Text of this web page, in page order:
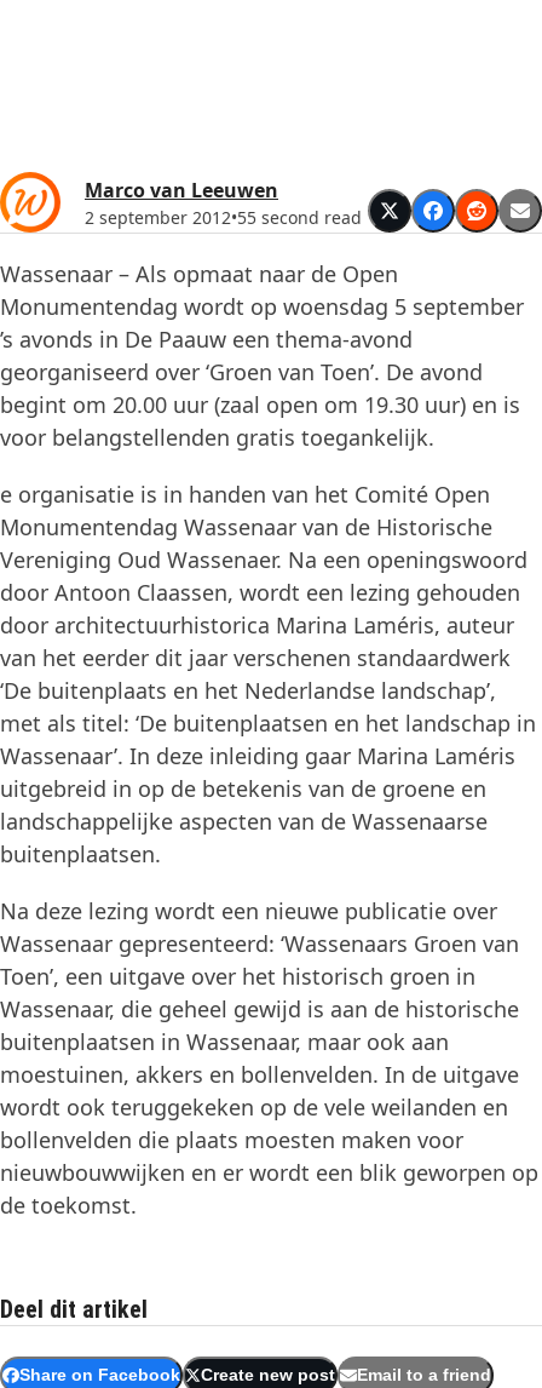
Marco van Leeuwen
2 september 2012•55 second read
Wassenaar – Als opmaat naar de Open
Monumentendag wordt op woensdag 5 september
’s avonds in De Paauw een thema-avond
georganiseerd over ‘Groen van Toen’. De avond
begint om 20.00 uur (zaal open om 19.30 uur) en is
voor belangstellenden gratis toegankelijk.
e organisatie is in handen van het Comité Open
Monumentendag Wassenaar van de Historische
Vereniging Oud Wassenaer. Na een openingswoord
door Antoon Claassen, wordt een lezing gehouden
door architectuurhistorica Marina Laméris, auteur
van het eerder dit jaar verschenen standaardwerk
‘De buitenplaats en het Nederlandse landschap’,
met als titel: ‘De buitenplaatsen en het landschap in
Wassenaar’. In deze inleiding gaar Marina Laméris
uitgebreid in op de betekenis van de groene en
landschappelijke aspecten van de Wassenaarse
buitenplaatsen.
Na deze lezing wordt een nieuwe publicatie over
Wassenaar gepresenteerd: ‘Wassenaars Groen van
Toen’, een uitgave over het historisch groen in
Wassenaar, die geheel gewijd is aan de historische
buitenplaatsen in Wassenaar, maar ook aan
moestuinen, akkers en bollenvelden. In de uitgave
wordt ook teruggekeken op de vele weilanden en
bollenvelden die plaats moesten maken voor
nieuwbouwwijken en er wordt een blik geworpen op
de toekomst.
Deel dit artikel
Share on Facebook Create new post Email to a friend